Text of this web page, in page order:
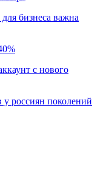
бизнеса важна
с нового
у россиян поколений